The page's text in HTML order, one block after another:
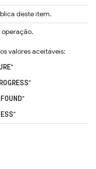
deste item.
valores aceitáveis:
"
"
"
"